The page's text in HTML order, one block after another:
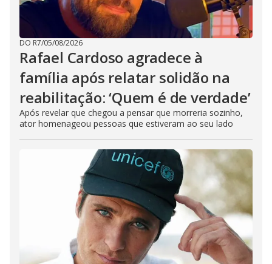
DO R7/05/08/2026
Rafael Cardoso agradece à
família após relatar solidão na
reabilitação: ‘Quem é de verdade’
Após revelar que chegou a pensar que morreria sozinho,
ator homenageou pessoas que estiveram ao seu lado